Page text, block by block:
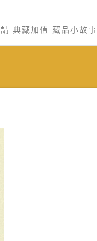
典藏加值 藏品小故事